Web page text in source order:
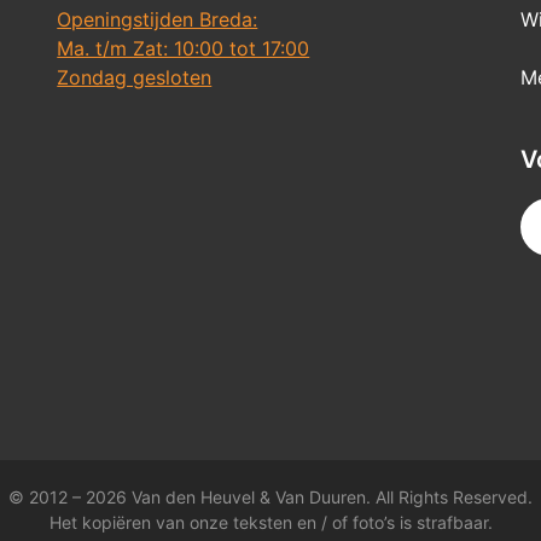
Openingstijden Breda:
Ma. t/m Zat: 10:00 tot 17:00
Zondag gesloten
© 2012 – 2026 Van den Heuvel & Van Duuren. All Rights Reserved.
Het kopiëren van onze teksten en / of foto’s is strafbaar.